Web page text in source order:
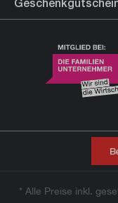
* Alle Preise inkl.